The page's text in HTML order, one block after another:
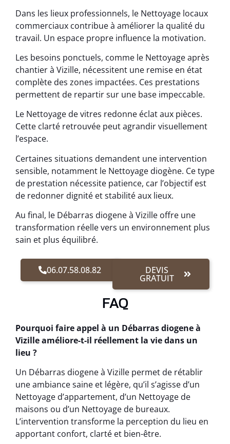
Dans les lieux professionnels, le Nettoyage locaux
commerciaux contribue à améliorer la qualité du
travail. Un espace propre influence la motivation.
Les besoins ponctuels, comme le Nettoyage après
chantier à Vizille, nécessitent une remise en état
complète des zones impactées. Ces prestations
permettent de repartir sur une base impeccable.
Le Nettoyage de vitres redonne éclat aux pièces.
Cette clarté retrouvée peut agrandir visuellement
l’espace.
Certaines situations demandent une intervention
sensible, notamment le Nettoyage diogène. Ce type
de prestation nécessite patience, car l’objectif est
de redonner dignité et stabilité aux lieux.
Au final, le Débarras diogene à Vizille offre une
transformation réelle vers un environnement plus
sain et plus équilibré.
06.07.58.08.82 DEVIS
GRATUIT
FAQ
Pourquoi faire appel à un Débarras diogene à
Vizille améliore-t-il réellement la vie dans un
lieu ?
Un Débarras diogene à Vizille permet de rétablir
une ambiance saine et légère, qu’il s’agisse d’un
Nettoyage d’appartement, d’un Nettoyage de
maisons ou d’un Nettoyage de bureaux.
L’intervention transforme la perception du lieu en
apportant confort, clarté et bien-être.